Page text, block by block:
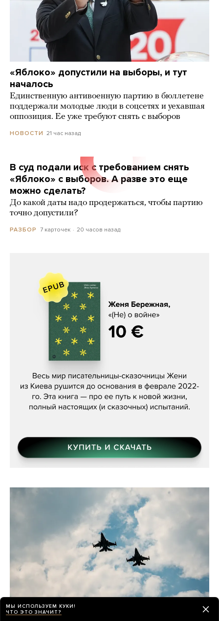
«Яблоко» допустили на выборы, и тут
началось
Единственную антивоенную партию в бюллетене
поддержали молодые люди в соцсетях и уехавшая
оппозиция. Ее уже требуют снять с выборов
НОВОСТИ 21 час назад
В суд подали иск с требованием снять
«Яблоко» с выборов. А разве это еще
можно сделать?
До какой даты надо продержаться, чтобы партию
точно допустили?
РАЗБОР 7 карточек 20 часов назад
Женя Бережная, «(Не) о войне»
МЫ ИСПОЛЬЗУЕМ КУКИ!
ЧТО ЭТО ЗНАЧИТ?